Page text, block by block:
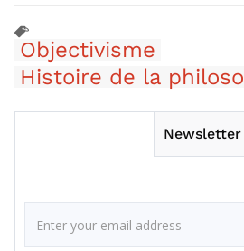
Objectivisme
Histoire de la
Newsletter